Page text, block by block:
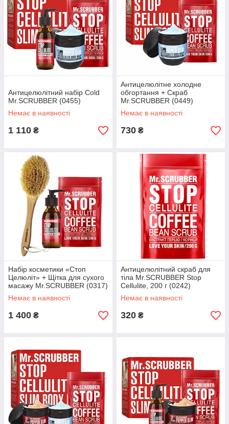
Антицелюлітний набір Cold
Mr.SCRUBBER (0455)
Немає в наявності
1 110 ₴
Антицелюлітне холодне
обгортання + Скраб
Mr.SCRUBBER (0449)
Немає в наявності
730 ₴
Набір косметики «Стоп
Целюліт» + Щітка для сухого
масажу Mr.SCRUBBER (0317)
Немає в наявності
1 400 ₴
Антицелюлітний скраб для
тіла Mr.SCRUBBER Stop
Cellulite, 200 г (0242)
Немає в наявності
320 ₴